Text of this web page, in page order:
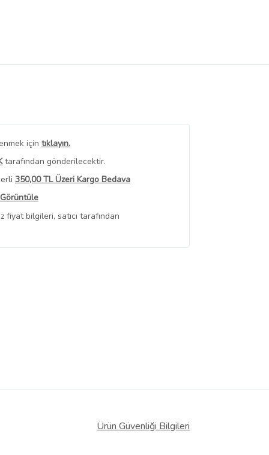
için tıklayın.
tarafından gönderilecektir.
350,00 TL Üzeri Kargo Bedava
fiyat bilgileri, satıcı tarafından
Ürün Güvenliği Bilgileri